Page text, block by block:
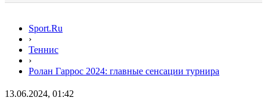
Sport.Ru
›
Теннис
›
Ролан Гаррос 2024: главные сенсации турнира
13.06.2024, 01:42